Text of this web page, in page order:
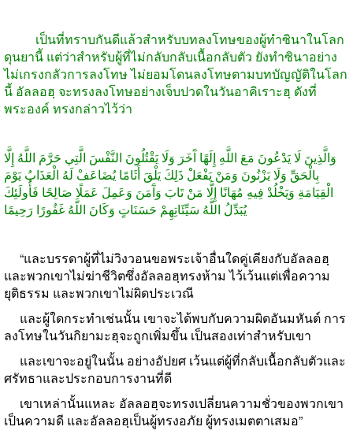
เป็นที่ทราบกันดีแล้วสำหรับบทลงโทษของผู้ทำซินาในโลก
ดุนยานี้ แต่ว่าสำหรับผู้ที่ไม่กลับกลับเนื้อกลับตัว ยังทำซินาอย่าง
ไม่เกรงกลัวการลงโทษ ไม่ยอมโดนลงโทษตามบทบัญญัติในโลก
นี้ อัลลอฮฺ จะทรงลงโทษอย่างเจ็บปวดในวันอาคิเราะฮฺ ดังที่
พระองค์ ทรงกล่าวไว้ว่า
وَالَّذِينَ لَا يَدْعُونَ مَعَ اللَّهِ إِلَهًا آَخَرَ وَلَا يَقْتُلُونَ النَّفْسَ الَّتِي حَرَّمَ اللَّهُ إِلَّا
بِالْحَقِّ وَلَا يَزْنُونَ وَمَنْ يَفْعَلْ ذَلِكَ يَلْقَ أَثَامًا يُضَاعَفْ لَهُ الْعَذَابُ يَوْمَ
الْقِيَامَةِ وَيَخْلُدْ فِيهِ مُهَانًا إِلَّا مَنْ تَابَ وَآَمَنَ وَعَمِلَ عَمَلًا صَالِحًا فَأُولَئِكَ
يُبَدِّلُ اللَّهُ سَيِّئَاتِهِمْ حَسَنَاتٍ وَكَانَ اللَّهُ غَفُورًا رَحِيمًا
“และบรรดาผู้ที่ไม่วิงวอนขอพระเจ้าอื่นใดคู่เคียงกับอัลลอฮฺ
และพวกเขาไม่ฆ่าชีวิตซึ่งอัลลอฮฺทรงห้าม ไว้เว้นแต่เพื่อความ
ยุติธรรม และพวกเขาไม่ผิดประเวณี
และผู้ใดกระทำเช่นนั้น เขาจะได้พบกับความผิดอันมหันต์ การ
ลงโทษในวันกิยามะฮฺจะถูกเพิ่มขึ้น เป็นสองเท่าสำหรับเขา
และเขาจะอยู่ในนั้น อย่างอัปยศ เว้นแต่ผู้ที่กลับเนื้อกลับตัวและ
ศรัทธาและประกอบการงานที่ดี
เขาเหล่านั้นแหละ อัลลอฮฺจะทรงเปลี่ยนความชั่วของพวกเขา
เป็นความดี และอัลลอฮฺเป็นผู้ทรงอภัย ผู้ทรงเมตตาเสมอ”